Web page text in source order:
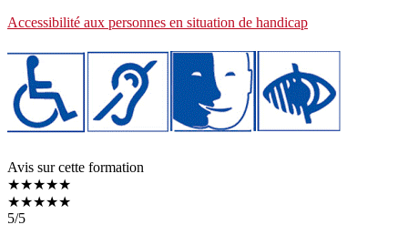
Accessibilité aux personnes en situation de handicap
Avis sur cette formation
★★★★★
★★★★★
5/5